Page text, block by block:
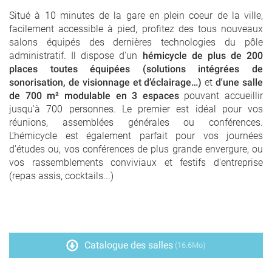
Situé à 10 minutes de la gare en plein coeur de la ville,
facilement accessible à pied, profitez des tous nouveaux
salons équipés des dernières technologies du pôle
administratif. Il dispose d'un
hémicycle de plus de 200
places toutes équipées (solutions intégrées de
sonorisation, de visionnage et d’éclairage…) etd'une salle
de 700 m² modulable en 3 espaces pouvant accueillir
jusqu'à 700 personnes. Le premier est idéal pour vos
réunions, assemblées générales ou conférences.
L'hémicycle est également parfait pour vos journées
d'études ou, vos conférences de plus grande envergure, ou
vos rassemblements conviviaux et festifs d'entreprise
(repas assis, cocktails...)
Catalogue des salles (16.6Mo)